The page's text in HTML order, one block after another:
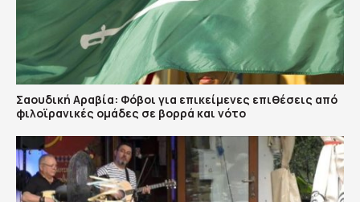
Σαουδική Αραβία: Φόβοι για επικείμενες επιθέσεις από
φιλοϊρανικές ομάδες σε βορρά και νότο